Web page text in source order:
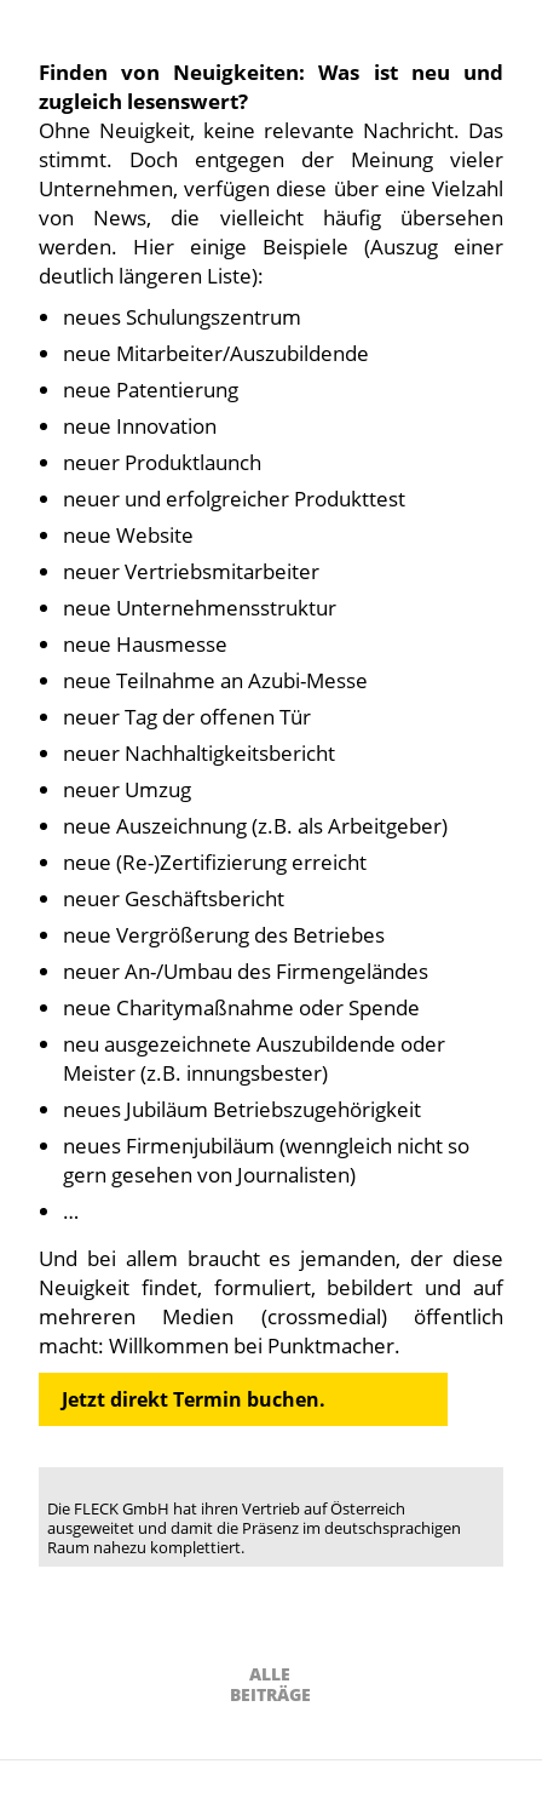
Finden von Neuigkeiten: Was ist neu und
zugleich lesenswert?
Ohne Neuigkeit, keine relevante Nachricht. Das
stimmt. Doch entgegen der Meinung vieler
Unternehmen, verfügen diese über eine Vielzahl
von News, die vielleicht häufig übersehen
werden. Hier einige Beispiele (Auszug einer
deutlich längeren Liste):
neues Schulungszentrum
neue Mitarbeiter/Auszubildende
neue Patentierung
neue Innovation
neuer Produktlaunch
neuer und erfolgreicher Produkttest
neue Website
neuer Vertriebsmitarbeiter
neue Unternehmensstruktur
neue Hausmesse
neue Teilnahme an Azubi-Messe
neuer Tag der offenen Tür
neuer Nachhaltigkeitsbericht
neuer Umzug
neue Auszeichnung (z.B. als Arbeitgeber)
neue (Re-)Zertifizierung erreicht
neuer Geschäftsbericht
neue Vergrößerung des Betriebes
neuer An-/Umbau des Firmengeländes
neue Charitymaßnahme oder Spende
neu ausgezeichnete Auszubildende oder
Meister (z.B. innungsbester)
neues Jubiläum Betriebszugehörigkeit
neues Firmenjubiläum (wenngleich nicht so
gern gesehen von Journalisten)
…
Und bei allem braucht es jemanden, der diese
Neuigkeit findet, formuliert, bebildert und auf
mehreren Medien (crossmedial) öffentlich
macht: Willkommen bei Punktmacher.
Jetzt direkt Termin buchen.
Die FLECK GmbH hat ihren Vertrieb auf Österreich
ausgeweitet und damit die Präsenz im deutschsprachigen
Raum nahezu komplettiert.
ALLE
BEITRÄGE